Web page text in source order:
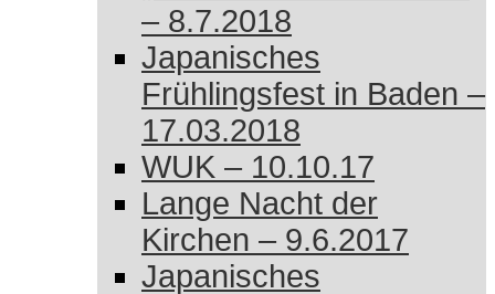
– 8.7.2018
Japanisches
Frühlingsfest in Baden –
17.03.2018
WUK – 10.10.17
Lange Nacht der
Kirchen – 9.6.2017
Japanisches